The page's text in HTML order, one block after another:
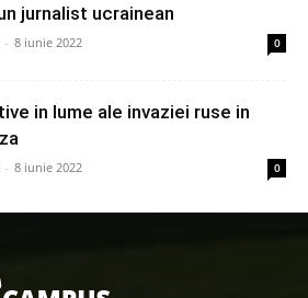
jurnalist ucrainean
- 8 iunie 2022 0
in lume ale invaziei ruse in
- 8 iunie 2022 0